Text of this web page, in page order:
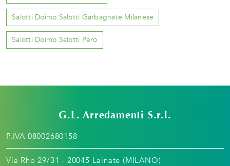
Salotti Doimo Salotti Garbagnate Milanese
Salotti Doimo Salotti Pero
G.L. Arredamenti S.r.l.
P.IVA 08002680158
Via Rho 29/31 - 20045 Lainate (MILANO)